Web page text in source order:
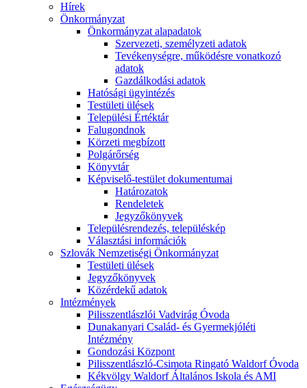
Hírek
Önkormányzat
Önkormányzat alapadatok
Szervezeti, személyzeti adatok
Tevékenységre, működésre vonatkozó
adatok
Gazdálkodási adatok
Hatósági ügyintézés
Testületi ülések
Települési Értéktár
Falugondnok
Körzeti megbízott
Polgárőrség
Könyvtár
Képviselő-testület dokumentumai
Határozatok
Rendeletek
Jegyzőkönyvek
Településrendezés, településkép
Választási információk
Szlovák Nemzetiségi Önkormányzat
Testületi ülések
Jegyzőkönyvek
Közérdekű adatok
Intézmények
Pilisszentlászlói Vadvirág Óvoda
Dunakanyari Család- és Gyermekjóléti
Intézmény
Gondozási Központ
Pilisszentlászló-Csimota Ringató Waldorf Óvoda
Kékvölgy Waldorf Általános Iskola és AMI